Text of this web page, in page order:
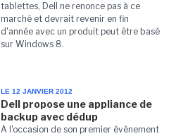
tablettes, Dell ne renonce pas à ce
marché et devrait revenir en fin
d'année avec un produit peut être basé
sur Windows 8.
LE 12 JANVIER 2012
Dell propose une appliance de
backup avec dédup
A l'occasion de son premier évènement